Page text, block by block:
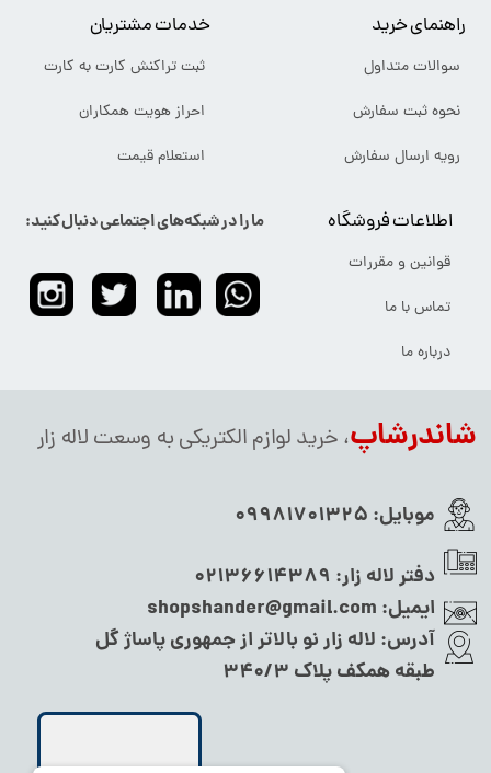
شاندرشاپ، خرید لوازم الکتریکی به وسعت لاله زار
موبایل: 09981701325
دفتر لاله زار: 02136614389
ایمیل: shopshander@gmail.com
آدرس: لاله زار نو بالاتر از جمهوری پاساژ گل
طبقه همکف پلاک ۳۴۰/۳
ما را در شبکه‌های اجتماعی دنبال کنید: اطلاعات فروشگاه
قوانین و مقررات
تماس با ما
درباره ما
خدمات مشتریان
ثبت تراکنش کارت به کارت
احراز هویت همکاران
استعلام قیمت
راهنمای خرید
سوالات متداول
نحوه ثبت سفارش
رویه ارسال سفارش